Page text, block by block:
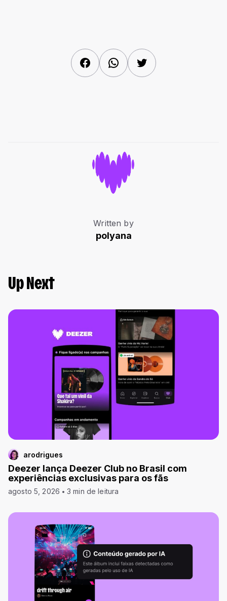
FacebookWhatsAppTwitter
Written by
polyana
Up Next
arodrigues
Deezer lança Deezer Club no Brasil com
experiências exclusivas para os fãs
agosto 5, 2026 3 min de leitura